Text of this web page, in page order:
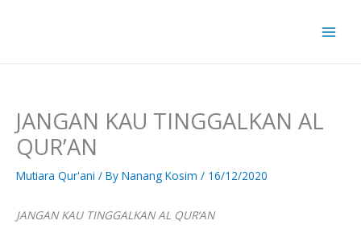
JANGAN KAU TINGGALKAN AL
QUR’AN
Mutiara Qur'ani / By Nanang Kosim / 16/12/2020
JANGAN KAU TINGGALKAN AL QUR’AN